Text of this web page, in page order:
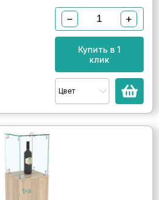
− +
Купить в 1
клик
Цвет